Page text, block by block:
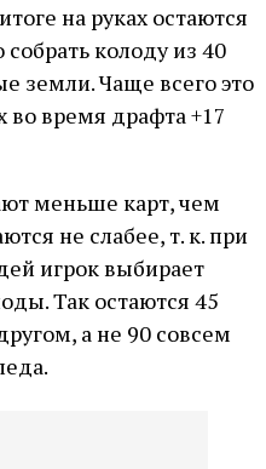
на руках остаются
колоду из 40
земли. Чаще всего это
время драфта +17
меньше карт, чем
не слабее, т. к. при
игрок выбирает
Так остаются 45
а не 90 совсем